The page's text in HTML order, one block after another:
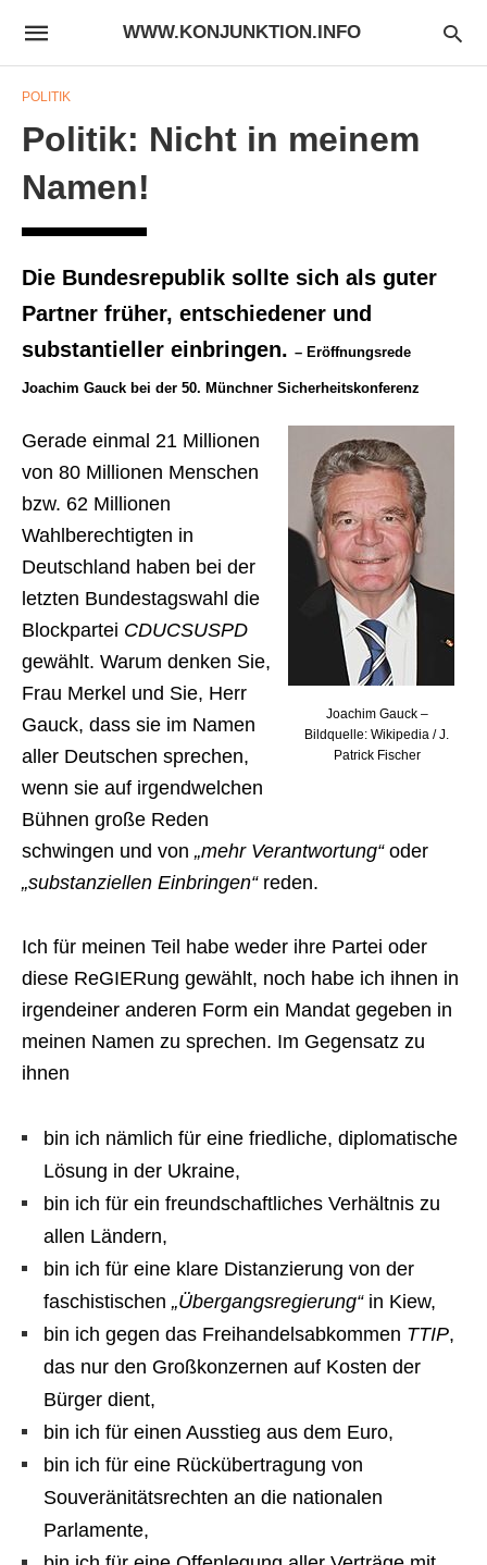
WWW.KONJUNKTION.INFO
POLITIK
Politik: Nicht in meinem
Namen!
Die Bundesrepublik sollte sich als guter
Partner früher, entschiedener und
substantieller einbringen. – Eröffnungsrede
Joachim Gauck bei der 50. Münchner Sicherheitskonferenz
Joachim Gauck –
Bildquelle: Wikipedia / J.
Patrick Fischer
Gerade einmal 21 Millionen
von 80 Millionen Menschen
bzw. 62 Millionen
Wahlberechtigten in
Deutschland haben bei der
letzten Bundestagswahl die
Blockpartei CDUCSUSPD
gewählt. Warum denken Sie,
Frau Merkel und Sie, Herr
Gauck, dass sie im Namen
aller Deutschen sprechen,
wenn sie auf irgendwelchen
Bühnen große Reden
schwingen und von „mehr Verantwortung“oder
„substanziellen Einbringen“reden.
Ich für meinen Teil habe weder ihre Partei oder
diese ReGIERung gewählt, noch habe ich ihnen in
irgendeiner anderen Form ein Mandat gegeben in
meinen Namen zu sprechen. Im Gegensatz zu
ihnen
bin ich nämlich für eine friedliche, diplomatische
Lösung in der Ukraine,
bin ich für ein freundschaftliches Verhältnis zu
allen Ländern,
bin ich für eine klare Distanzierung von der
faschistischen „Übergangsregierung“in Kiew,
bin ich gegen das Freihandelsabkommen TTIP,
das nur den Großkonzernen auf Kosten der
Bürger dient,
bin ich für einen Ausstieg aus dem Euro,
bin ich für eine Rückübertragung von
Souveränitätsrechten an die nationalen
Parlamente,